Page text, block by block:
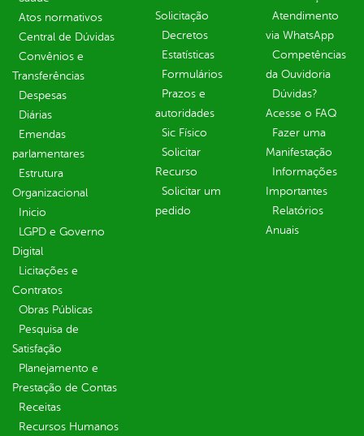
Atos normativos
Central de Dúvidas
Convênios e
Transferências
Despesas
Diárias
Emendas
parlamentares
Estrutura
Organizacional
Inicio
LGPD e Governo
Digital
Licitações e
Contratos
Obras Públicas
Pesquisa de
Satisfação
Planejamento e
Prestação de Contas
Receitas
Recursos Humanos
Solicitação
Decretos
Estatísticas
Formulários
Prazos e
autoridades
Sic Físico
Solicitar
Recurso
Solicitar um
pedido
Atendimento
via WhatsApp
Competências
da Ouvidoria
Dúvidas?
Acesse o FAQ
Fazer uma
Manifestação
Informações
Importantes
Relatórios
Anuais